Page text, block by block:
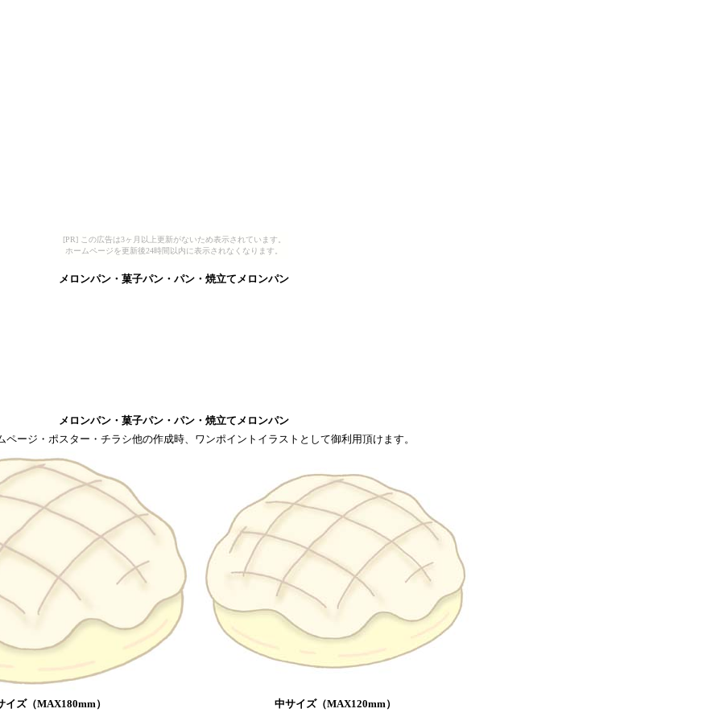
[PR] この広告は3ヶ月以上更新がないため表示されています。
ホームページを更新後24時間以内に表示されなくなります。
メロンパン・菓子パン・パン・焼立てメロンパン
メロンパン・菓子パン・パン・焼立てメロンパン
ページ・ポスター・チラシ他の作成時、ワンポイントイラストとして御利用頂けます。
イズ（MAX180mm） 中サイズ（MAX120mm）